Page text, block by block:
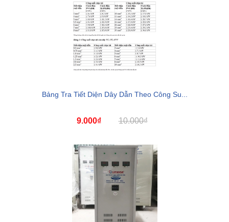
Bảng Tra Tiết Diện Dây Dẫn Theo Công Su...
9.000₫ 10.000₫